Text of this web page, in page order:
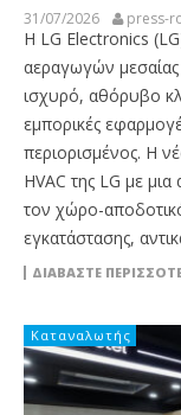
31/07/2026 press-
Η LG Electronics
αεραγωγών
ισχυρό, αθόρυβο
εμπορικές
περιορισμένος. Η
HVAC της LG με
τον χώρο-
εγκατάστασης,
ΔΙΑΒΆΣΤΕ
Καταναλωτής